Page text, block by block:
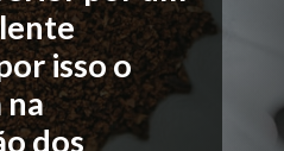
isso o
na
dos